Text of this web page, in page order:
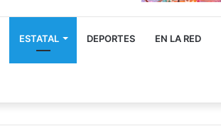
ESTATAL DEPORTES EN LA RED